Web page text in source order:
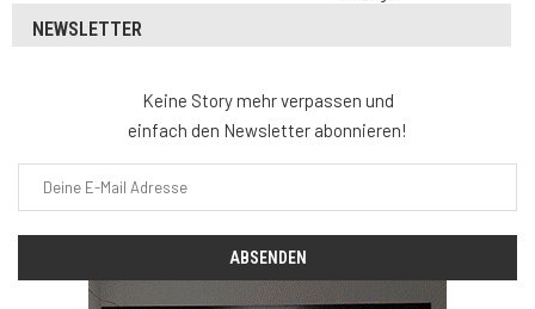
NEWSLETTER
Keine Story mehr verpassen und
einfach den Newsletter abonnieren!